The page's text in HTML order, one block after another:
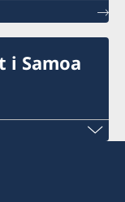
i Samoa